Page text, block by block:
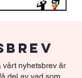
vårt nyhetsbrev är